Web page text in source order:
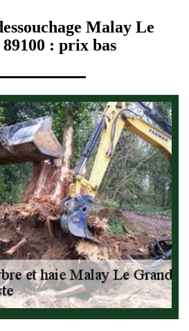
Malay Le
: prix bas